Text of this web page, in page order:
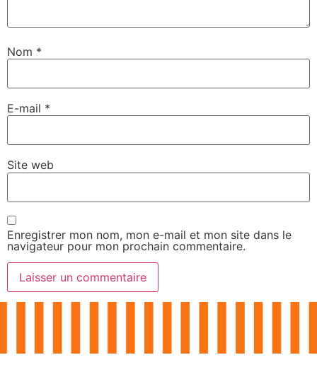
Nom *
E-mail *
Site web
Enregistrer mon nom, mon e-mail et mon site dans le
navigateur pour mon prochain commentaire.